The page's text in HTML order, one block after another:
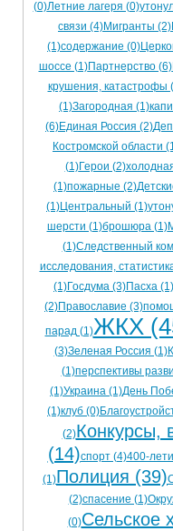
(0)Летние лагеря (0)
связи (4)Мигранты (2)
(1)содержание (0)
шоссе (1)Партнерство (6)
крушения, катастрофы
(1)Загородная (1)
(6)Единая Россия (2)
Костромской области
(1)Герои (2)
(1)пожарные (2)
(1)Центральный (1)
шерсти (1)брошюра (1)
(1)Следственный
исследования,
(1)Госдума (3)Пасха (1)
(2)Православие (3)
парад (1)ЖКХ
(3)Зеленая Россия (1)
(1)перспективы
(1)Украина (1)День
(1)клуб (0)
(2)Конкурсы,
(14)спорт (4)400-
(1)Полиция (39)
(2)спасение (1)
(0)Сельское